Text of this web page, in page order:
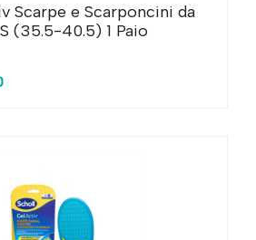
Scarpe e Scarponcini da
(35.5-40.5) 1 Paio